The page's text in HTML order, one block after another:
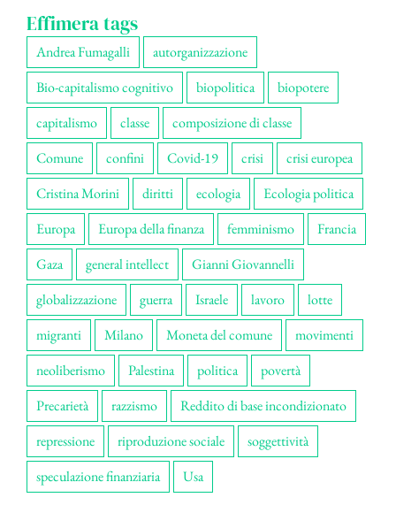
Effimera tags
Andrea Fumagalli
autorganizzazione
Bio-capitalismo cognitivo
biopolitica
biopotere
capitalismo
classe
composizione di classe
Comune
confini Covid-19 crisi
crisi europea
Cristina Morini
diritti ecologia
Ecologia politica
Europa
Europa della finanza femminismo
Francia
Gaza
general intellect
Gianni Giovannelli
globalizzazione
guerra Israele lavoro
lotte
migranti
Milano Moneta del comune
movimenti
neoliberismo
Palestina politica
povertà
Precarietà
razzismo
Reddito di base incondizionato
repressione
riproduzione sociale
soggettività
speculazione finanziaria
Usa